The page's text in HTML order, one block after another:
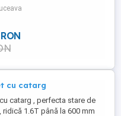
cu catarg
catarg , perfecta stare de
1.6T până la 600 mm